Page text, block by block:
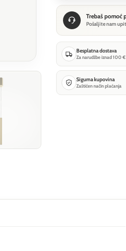
Trebaš pomoć
Pošaljite nam
Besplatna dostava
Za narudžbe iznad 100 €
Sigurna kupovina
Zaštićen način plaćanja